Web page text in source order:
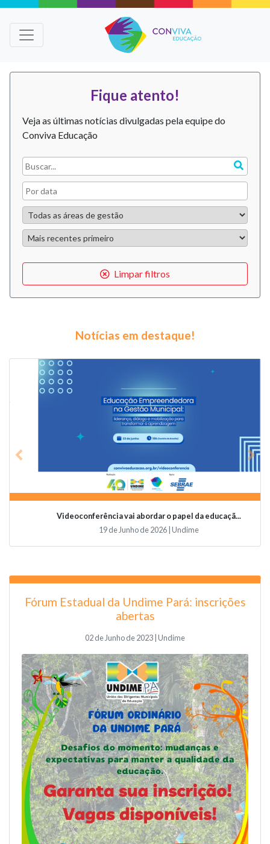
Fique atento!
Veja as últimas notícias divulgadas pela equipe do
Conviva Educação
Limpar filtros
Notícias em destaque!
Videoconferência vai abordar o papel da educaçã...
19 de Junho de 2026 | Undime
Previous
Fórum Estadual da Undime Pará: inscrições
abertas
02 de Junho de 2023 | Undime